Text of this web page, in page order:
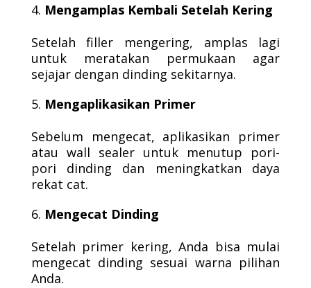
Mengamplas Kembali Setelah Kering
Setelah filler mengering, amplas lagi
untuk meratakan permukaan agar
sejajar dengan dinding sekitarnya.
Mengaplikasikan Primer
Sebelum mengecat, aplikasikan primer
atau wall sealer untuk menutup pori-
pori dinding dan meningkatkan daya
rekat cat.
Mengecat Dinding
Setelah primer kering, Anda bisa mulai
mengecat dinding sesuai warna pilihan
Anda.